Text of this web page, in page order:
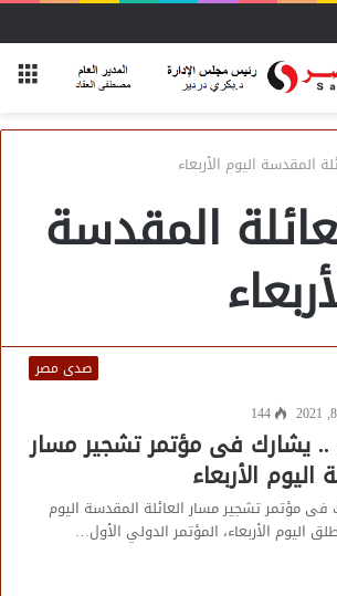
«مسك ختام» فعاليات الفوج الأول
المقدسة اليوم الأربعاء
المقدسة
صدى مصر
144
.. يشارك فى مؤتمر تشجير مسار
الأربعاء
فى مؤتمر تشجير مسار العائلة المقدسة اليوم
اليوم الأربعاء، المؤتمر الدولي الأول…